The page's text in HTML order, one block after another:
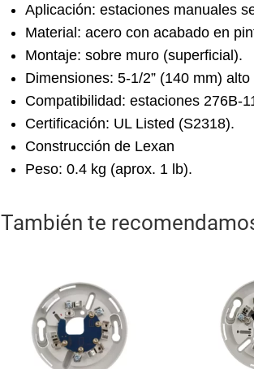
Aplicación: estaciones manuales
Material: acero con acabado en
Montaje: sobre muro (superficial).
Dimensiones: 5-1/2” (140 mm)
Compatibilidad: estaciones 276B-
Certificación: UL Listed (S2318).
Construcción de Lexan
Peso: 0.4 kg (aprox. 1 lb).
También te